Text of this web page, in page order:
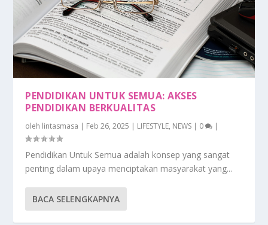
PENDIDIKAN UNTUK SEMUA: AKSES
PENDIDIKAN BERKUALITAS
oleh lintasmasa | Feb 26, 2025 | LIFESTYLE, NEWS | 0 |
Pendidikan Untuk Semua adalah konsep yang sangat
penting dalam upaya menciptakan masyarakat yang...
BACA SELENGKAPNYA